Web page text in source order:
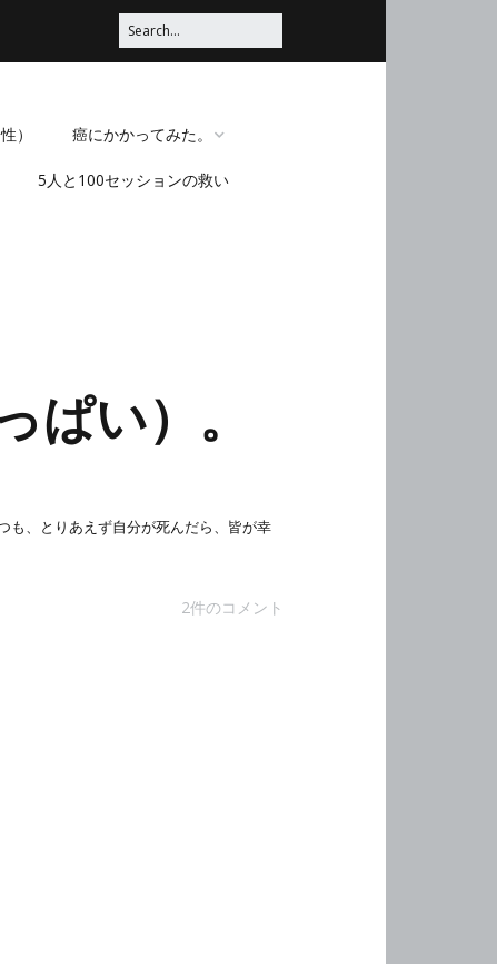
） 癌にかかってみた。
脳みそほじくられてみ
5人と100セッションの救い
い）。
も、とりあえず自分が死んだら、皆が幸
2件のコメント